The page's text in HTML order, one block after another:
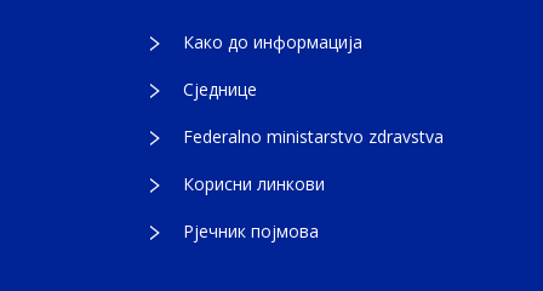
Како до информација
Сједнице
Federalno ministarstvo zdravstva
Корисни линкови
Рјечник појмова